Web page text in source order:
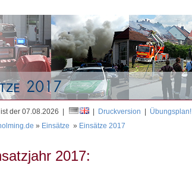
der 07.08.2026 | Druckversion
Übungsplan!
» Einsätze » Einsätze 2017
2017: